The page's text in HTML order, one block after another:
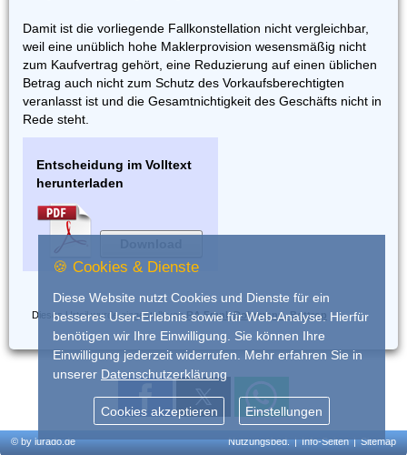
Damit ist die vorliegende Fallkonstellation nicht vergleichbar,
weil eine unüblich hohe Maklerprovision wesensmäßig nicht
zum Kaufvertrag gehört, eine Reduzierung auf einen üblichen
Betrag auch nicht zum Schutz des Vorkaufsberechtigten
veranlasst ist und die Gesamtnichtigkeit des Geschäfts nicht in
Rede steht.
Entscheidung im Volltext
herunterladen
Dieses Urteil wurde eingestellt vonRA Frank Dohrmann, Bottrop
© by iurado.de Sitemap
|
Info-Seiten
|
Nutzungsbed.
🍪 Cookies & Dienste
Diese Website nutzt Cookies und Dienste für ein
besseres User-Erlebnis sowie für Web-Analyse. Hierfür
benötigen wir Ihre Einwilligung. Sie können Ihre
Einwilligung jederzeit widerrufen. Mehr erfahren Sie in
unserer Datenschutzerklärung
Cookies akzeptieren Einstellungen